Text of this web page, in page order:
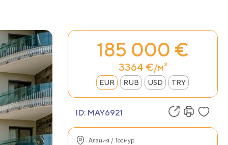
185 000 €
3364 €/м²
EUR RUB USD TRY
ID: MAY6921
Алания / Тосмур